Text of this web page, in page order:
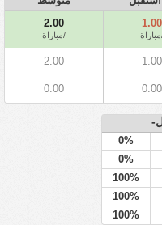
1.00
2.00
/مباراة
1.00
2.00
0.00
0.00
0%
0%
100%
100%
100%